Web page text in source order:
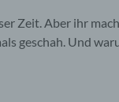
Zeit. Aber ihr
geschah. Und